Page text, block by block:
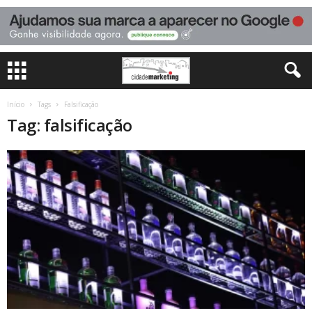
Início Tags Falsificação
Tag: falsificação